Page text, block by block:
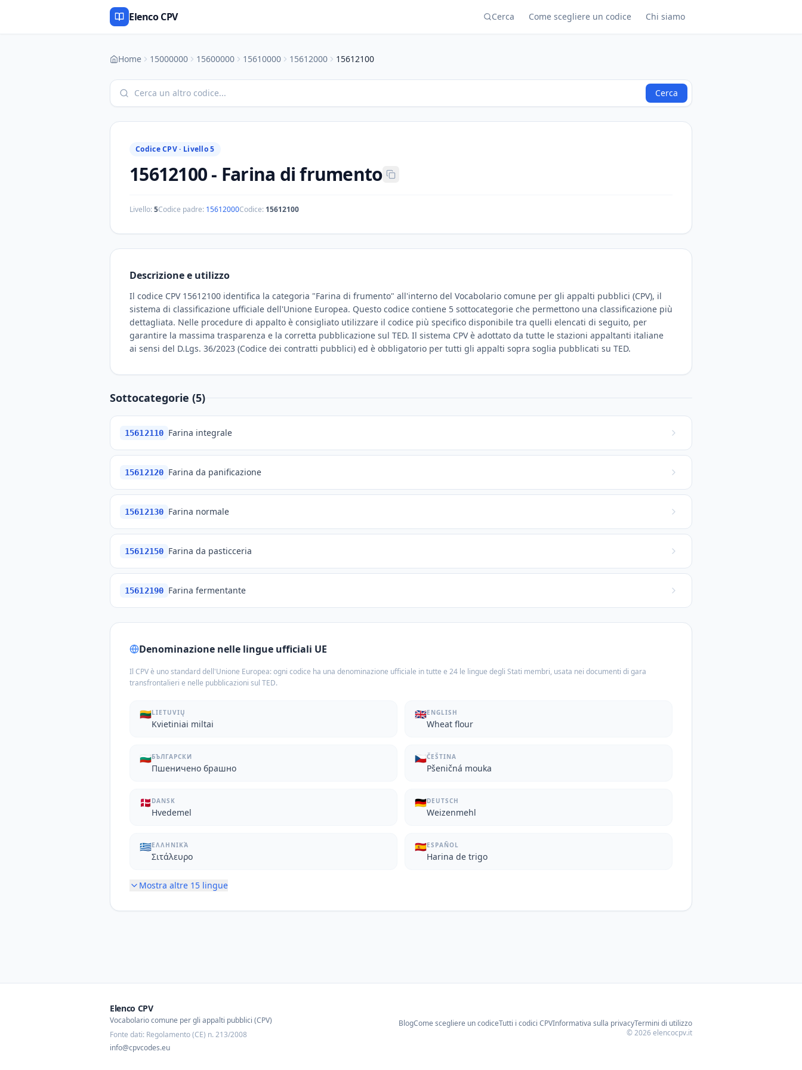
Elenco CPV Cerca Come scegliere un codice Chi siamo
Home 15000000 15600000 15610000 15612000 15612100
Cerca
Codice CPV · Livello 5
15612100- Farina di frumento
Livello:5Codice padre: 15612000Codice: 15612100
Descrizione e utilizzo
Il codice CPV 15612100 identifica la categoria "Farina di frumento" all'interno del Vocabolario comune per gli appalti pubblici (CPV), il
sistema di classificazione ufficiale dell'Unione Europea. Questo codice contiene 5 sottocategorie che permettono una classificazione più
dettagliata. Nelle procedure di appalto è consigliato utilizzare il codice più specifico disponibile tra quelli elencati di seguito, per
garantire la massima trasparenza e la corretta pubblicazione sul TED. Il sistema CPV è adottato da tutte le stazioni appaltanti italiane
ai sensi del D.Lgs. 36/2023 (Codice dei contratti pubblici) ed è obbligatorio per tutti gli appalti sopra soglia pubblicati su TED.
Sottocategorie (5)
15612110 Farina integrale
15612120 Farina da panificazione
15612130 Farina normale
15612150 Farina da pasticceria
15612190 Farina fermentante
Denominazione nelle lingue ufficiali UE
Il CPV è uno standard dell'Unione Europea: ogni codice ha una denominazione ufficiale in tutte e 24 le lingue degli Stati membri, usata nei documenti di gara
transfrontalieri e nelle pubblicazioni sul TED.
🇱🇹LIETUVIŲ
Kvietiniai miltai
🇬🇧ENGLISH
Wheat flour
🇧🇬БЪЛГАРСКИ
Пшеничено брашно
🇨🇿ČEŠTINA
Pšeničná mouka
🇩🇰 DANSK
Hvedemel
🇩🇪DEUTSCH
Weizenmehl
🇬🇷ΕΛΛΗΝΙΚΆ
Σιτάλευρο
🇪🇸ESPAÑOL
Harina de trigo
Mostra altre 15 lingue
Elenco CPV
Vocabolario comune per gli appalti pubblici (CPV)
Fonte dati: Regolamento (CE) n. 213/2008
info@cpvcodes.eu
BlogCome scegliere un codiceTutti i codici CPVInformativa sulla privacyTermini di utilizzo
©2026elencocpv.it